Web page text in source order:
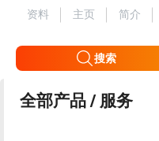
资料 主页 简介
搜索
全部产品 / 服务